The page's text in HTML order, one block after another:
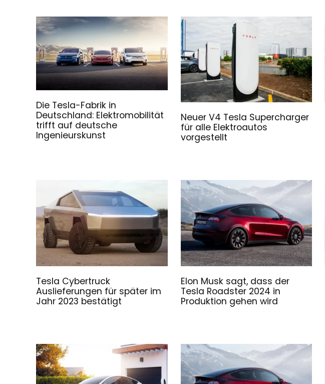
Die Tesla-Fabrik in
Deutschland: Elektromobilität
trifft auf deutsche
Ingenieurskunst
Neuer V4 Tesla Supercharger
für alle Elektroautos
vorgestellt
Tesla Cybertruck
Auslieferungen für später im
Jahr 2023 bestätigt
Elon Musk sagt, dass der
Tesla Roadster 2024 in
Produktion gehen wird